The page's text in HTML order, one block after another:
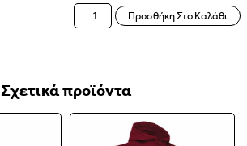
Προσθήκη Στο Καλάθι
Σχετικά προϊόντα